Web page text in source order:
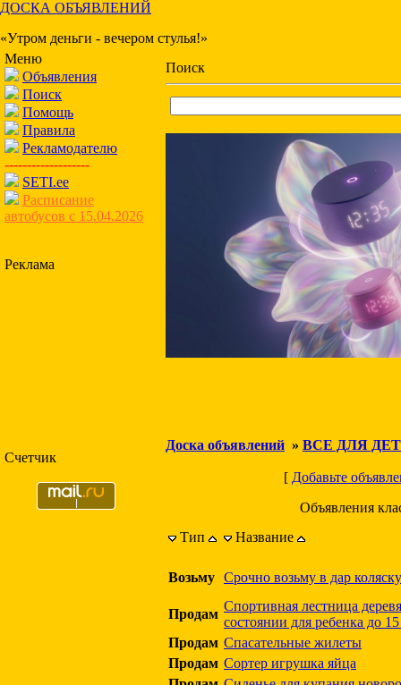
ДОСКА ОБЪЯВЛЕНИЙ
«Утром деньги - вечером стулья!»
Меню
Объявления
Поиск
Помощь
Правила
Рекламодателю
-------------------
SETI.ee
Расписание
автобусов с 15.04.2026
Реклама
Счетчик
Поиск
Доска объявлений » ВСЕ ДЛЯ
[ Добавьте
Объявления
Тип
Название
Возьму Срочно возьму в дар
Продам
Спортивная лестница
состоянии для ребенка до 15
Продам Спасательные жилеты
Продам Сортер игрушка яйца